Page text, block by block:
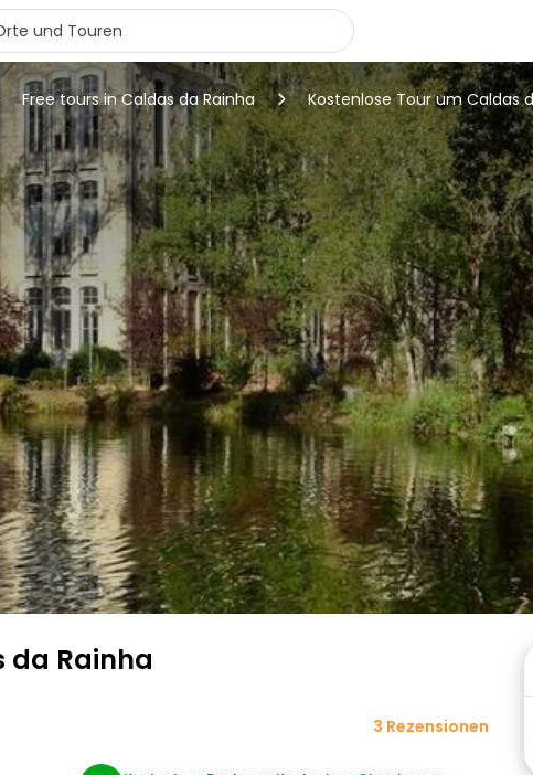
Free tours in Caldas da Rainha Kostenlose Tour um Caldas
da Rainha
3 Rezensionen